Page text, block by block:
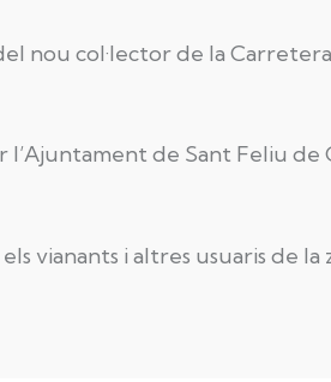
nou col·lector de la
l’Ajuntament de Sant Feliu
vianants i altres usuaris de